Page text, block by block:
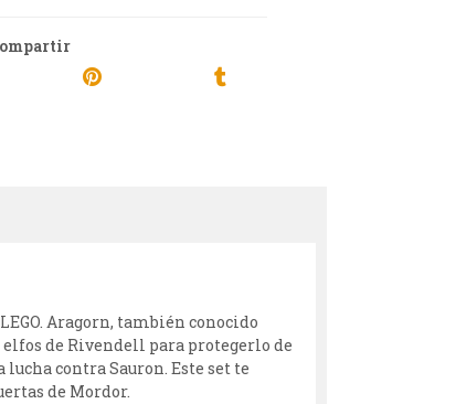
Aragorn, también conocido
de Rivendell para protegerlo de
contra Sauron. Este set te
de Mordor.